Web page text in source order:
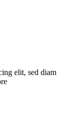
elit, sed diam